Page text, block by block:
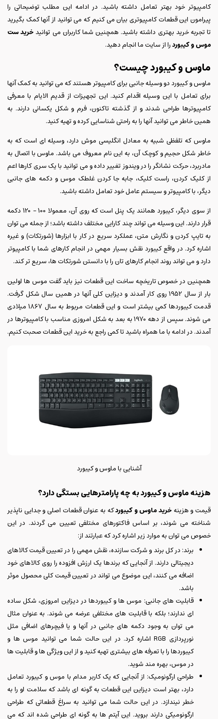
کامپیوتر خود بهتر تعامل داشته باشید. در ادامه این مطلب توضیحاتی را
پیرامون این قطعات کامپیوتری بیان می کنیم که می توانید از آنها کمک بگیرید
تا تجربه خرید بهتری داشته باشید. همچنین شما کاربران می توانیدخرید ست
موس و کیبوردرا از سایت ما انجام دهید.
ماوس و کیبورد چیست؟
ماوس و کیبورد دو وسیله جانبی برای کامپیوتر هستند که می توانید به کمک آنها
برای تعامل با این وسیله اقدام کنید. این تجهیزات از قدیم الایام با معرفی
کامپیوترها طراحی شدند و از گذشته تاکنون، فرم و شکل یکسانی دارند. به
همین خاطر می توانید آنها را به راحتی شناسایی کرده و تهیه کنید.
ماوس که تلفظی شبیه به معادل انگلیسی موش دارد، وسیله ای است که به
خاطر شکل حجیم و کوچک آن، به این نام معروف می باشد. ماوس با اتصال به
مادربرد، حرکت نشانگر را در ویندوز تغییر داده و می توانید با یک سری کارها اعم
از کلیک کردن، راست کلیک، جابه جا کردن غلطک موس و دکمه های جانبی
دیگر، با کامپیوتر و سیستم عامل خود تعامل داشته باشید.
از سوی دیگر، کیبورد همانند یک پنل است که روی آن، معمولا 100 – 120 دکمه
قرار دارند. این وسیله می تواند چند کارایی مختلف داشته باشد؛ از جمله می توان
به تایپ کردن و نگارش متن، عملکرد سریع در کار با ابزارها (شورتکات) و غیره
اشاره کرد. در واقع کیبورد نقش بسیار مهمی در انجام کارهای شما با کامپیوتر
دارد و می تواند روند انجام کارهای تان را با دانستن شورتکات ها، سریع تر کند.
همچنین در خصوص تاریخچه ساخت این قطعات نیز باید گفت موس ها اولین
بار از سال 1952 روی کار آمدند و دیزاین کلی آنها در همین سال شکل گرفت.
قدمت کیبوردها کمی بیشتر است و این قطعات مربوط به سال 1867 میلادی
می شوند. سپس از دهه 1970 به بعد به شکل امروزی مناسب با کامپیوترها در
آمدند. در ادامه با ما همراه باشید تا کمی راجع به خرید این قطعات صحبت کنیم.
آشنایی با ماوس و کیبورد
هزینه ماوس و کیبورد به چه پارامترهایی بستگی دارد؟
قیمت و هزینهخرید ماوس و کیبوردکه به عنوان قطعات اصلی و جدایی ناپذیر
شناخته می شوند، بر اساس فاکتورهای مختلفی تعیین می گردند. در این
خصوص می توان به موارد زیر اشاره کرد که عبارتند از:
برند: در کل برند و شرکت سازنده، نقش مهمی را در تعیین قیمت کالاهای
دیجیتالی دارند. از آنجایی که برندها یک ارزش افزوده را روی کالاهای خود
اضافه می کنند، این موضوع می تواند در تعیین قیمت کلی محصول موثر
باشد.
قابلیت های جانبی: موس ها و کیبوردها در دیزاین امروزی، شکل ساده
ای ندارند؛ بلکه با قابلیت های مختلفی عرضه می شوند. به عنوان مثال
می توان به وجود دکمه های جانبی در آنها و یا فیچرهای اضافی مثل
نورپردازی RGB اشاره کرد. در این حالت شما می توانید موس ها و
کیبوردها را با تعرفه های بیشتری تهیه کنید و از این ویژگی ها و قابلیت ها
در موس، بهره مند شوید.
طراحی ارگونومیک: از آنجایی که یک کاربر مدام با موس و کیبورد تعامل
دارد، بهتر است دیزاین این قطعات به گونه ای باشد که سلامت او را به
خطر نیندازد. در این حالت شما می توانید به سراغ قطعاتی که طراحی
ارگونومیکی دارند بروید. این آیتم ها به گونه ای طراحی شده اند که می